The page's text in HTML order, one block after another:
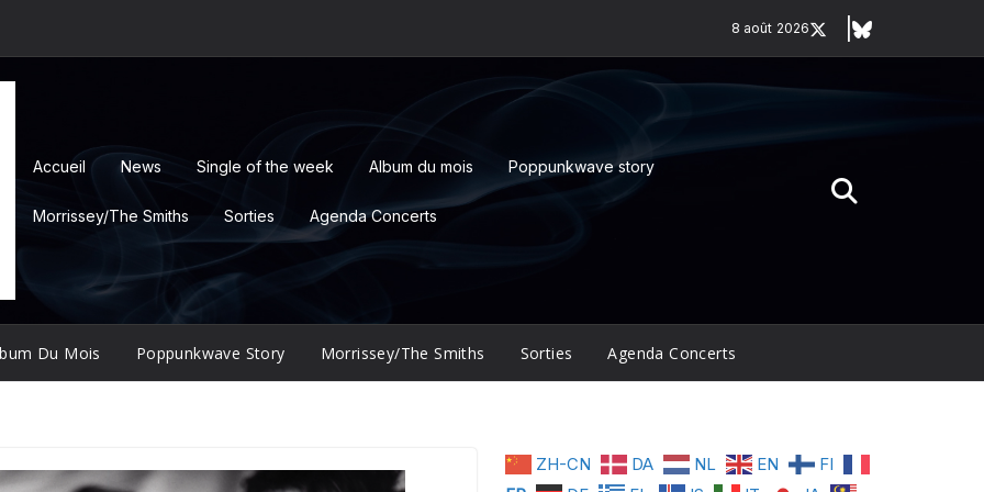
8 août 2026
Accueil News Single of the week Album du mois Poppunkwave story
Morrissey/The Smiths Sorties Agenda Concerts
Du Mois Poppunkwave Story Morrissey/The Smiths Sorties Agenda Concerts
ZH-CN DA NL EN
FI